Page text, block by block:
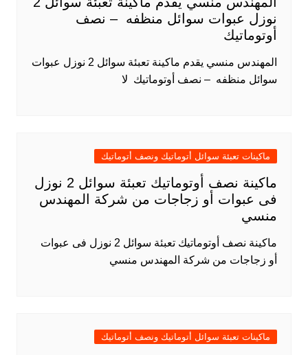
نوزل عبوات سوائل منظفه – نصف
أوتوماتيك
المهندس منسي يقدم ماكينة تعبئة سوائل 2 نوزل عبوات
سوائل منظفه – نصف أوتوماتيك لا
ماكينات تعبئة سوائل أتوماتيك ونصف أتوماتيك
ماكينة نصف أوتوماتيك تعبئة سوائل 2 نوزل
فى عبوات أو زجاجات من شركة المهندس
منسي
ماكينة نصف أوتوماتيك تعبئة سوائل 2 نوزل فى عبوات
أو زجاجات من شركة المهندس منسي
ماكينات تعبئة سوائل أتوماتيك ونصف أتوماتيك